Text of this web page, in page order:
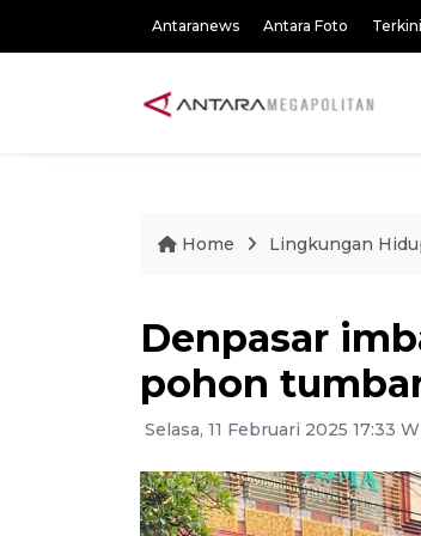
Antaranews Antara Foto Terkini
Home Lingkungan
Denpasar
pohon
Selasa, 11 Februari 2025 17:33